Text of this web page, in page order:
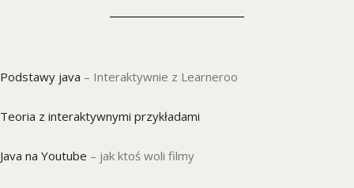
Podstawy java – Interaktywnie z Learneroo
Teoria z interaktywnymi przykładami
Java na Youtube – jak ktoś woli filmy